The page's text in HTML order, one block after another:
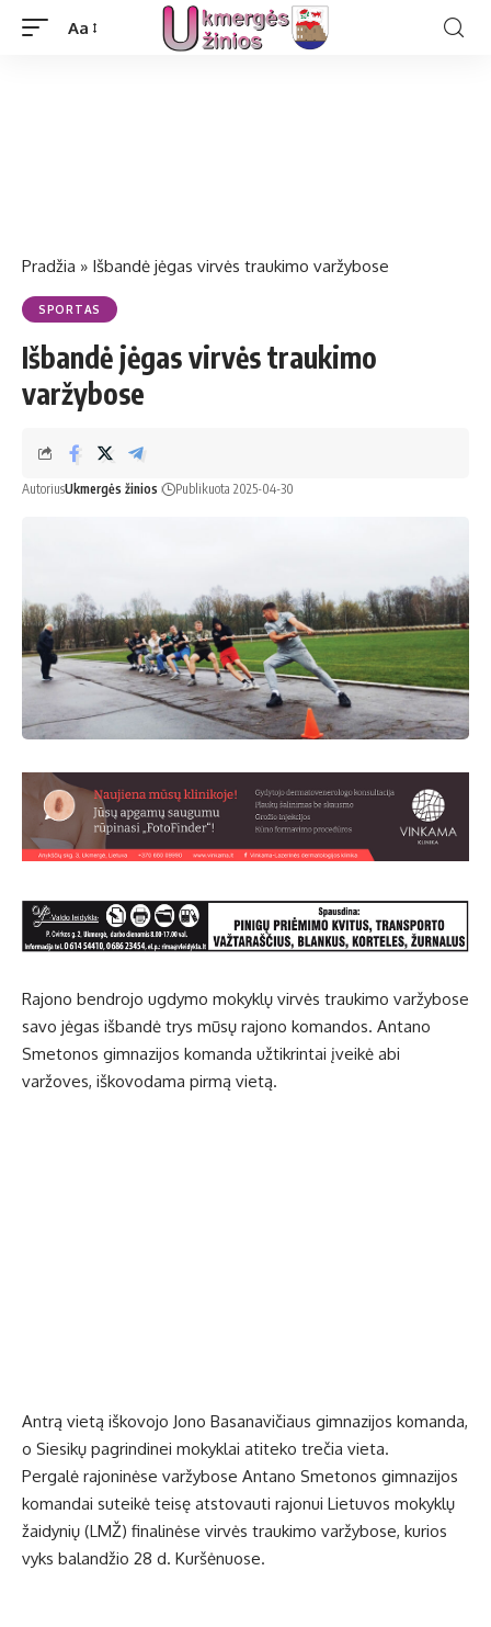
Aa
Pradžia » Išbandė jėgas virvės traukimo varžybose
SPORTAS
Išbandė jėgas virvės traukimo
varžybose
AutoriusUkmergės žinios Publikuota 2025-04-30
Rajono bendrojo ugdymo mokyklų virvės traukimo varžybose
savo jėgas išbandė trys mūsų rajono komandos. Antano
Smetonos gimnazijos komanda užtikrintai įveikė abi
varžoves, iškovodama pirmą vietą.
Antrą vietą iškovojo Jono Basanavičiaus gimnazijos komanda,
o Siesikų pagrindinei mokyklai atiteko trečia vieta.
Pergalė rajoninėse varžybose Antano Smetonos gimnazijos
komandai suteikė teisę atstovauti rajonui Lietuvos mokyklų
žaidynių (LMŽ) finalinėse virvės traukimo varžybose, kurios
vyks balandžio 28 d. Kuršėnuose.